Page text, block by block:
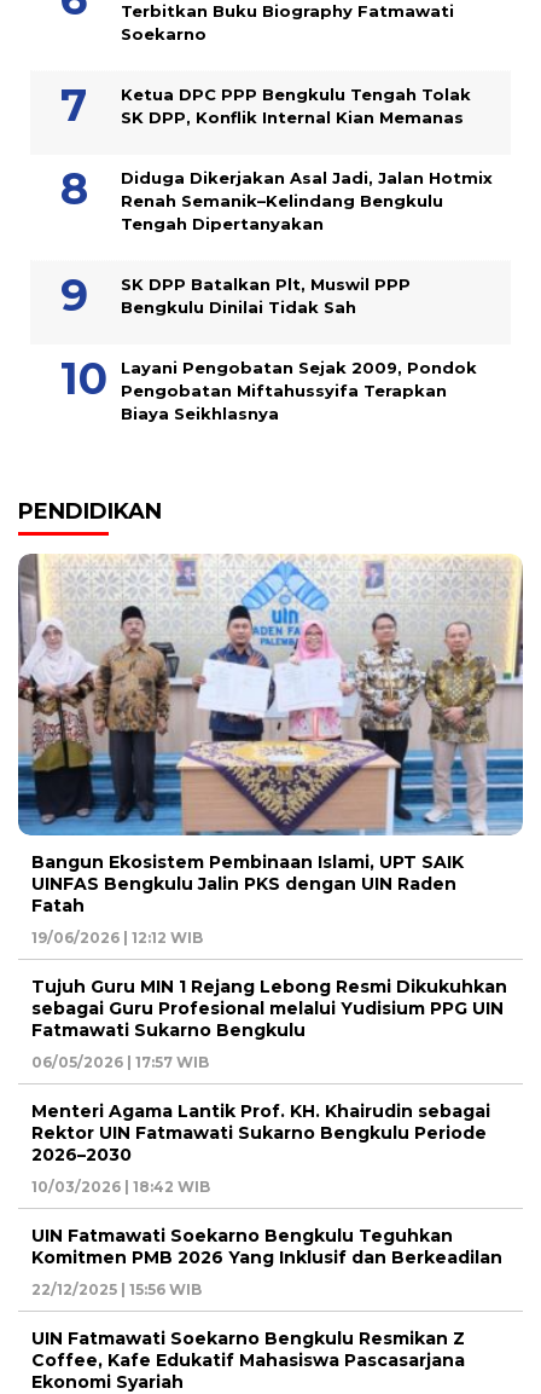
Terbitkan Buku Biography Fatmawati
Soekarno
Ketua DPC PPP Bengkulu Tengah Tolak
SK DPP, Konflik Internal Kian Memanas
Diduga Dikerjakan Asal Jadi, Jalan Hotmix
Renah Semanik–Kelindang Bengkulu
Tengah Dipertanyakan
SK DPP Batalkan Plt, Muswil PPP
Bengkulu Dinilai Tidak Sah
Layani Pengobatan Sejak 2009, Pondok
Pengobatan Miftahussyifa Terapkan
Biaya Seikhlasnya
PENDIDIKAN
Bangun Ekosistem Pembinaan Islami, UPT SAIK
UINFAS Bengkulu Jalin PKS dengan UIN Raden
Fatah
19/06/2026 | 12:12 WIB
Tujuh Guru MIN 1 Rejang Lebong Resmi Dikukuhkan
sebagai Guru Profesional melalui Yudisium PPG UIN
Fatmawati Sukarno Bengkulu
06/05/2026 | 17:57 WIB
Menteri Agama Lantik Prof. KH. Khairudin sebagai
Rektor UIN Fatmawati Sukarno Bengkulu Periode
2026–2030
10/03/2026 | 18:42 WIB
UIN Fatmawati Soekarno Bengkulu Teguhkan
Komitmen PMB 2026 Yang Inklusif dan Berkeadilan
22/12/2025 | 15:56 WIB
UIN Fatmawati Soekarno Bengkulu Resmikan Z
Coffee, Kafe Edukatif Mahasiswa Pascasarjana
Ekonomi Syariah